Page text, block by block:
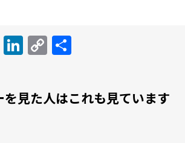
LinkedIn
Copy
共
を見た人はこれも見ています